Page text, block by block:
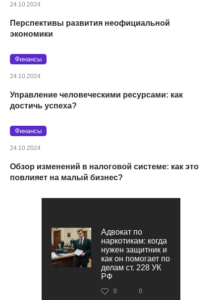
24.10.2024
Перспективы развития неофициальной
экономики
Финансы
24.10.2024
Управление человеческими ресурсами: как
достичь успеха?
Финансы
24.10.2024
Обзор изменений в налоговой системе: как это
повлияет на малый бизнес?
Адвокат по
наркотикам: когда
нужен защитник и
как он помогает по
делам ст. 228 УК
РФ
0 0